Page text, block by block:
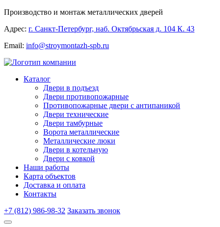
Производство и монтаж металлических дверей
Адрес: г. Санкт-Петербург, наб. Октябрьская д. 104 К. 43
Email: info@stroymontazh-spb.ru
Каталог
Двери в подъезд
Двери противопожарные
Противопожарные двери с антипаникой
Двери технические
Двери тамбурные
Ворота металлические
Металлические люки
Двери в котельную
Двери с ковкой
Наши работы
Карта объектов
Доставка и оплата
Контакты
+7 (812) 986-98-32 Заказать звонок